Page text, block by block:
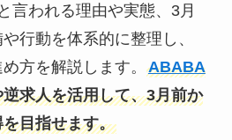
言われる理由や実態、3月
行動を体系的に整理し、
方を解説します。 ABABA
求人を活用して、3月前か
目指せます。